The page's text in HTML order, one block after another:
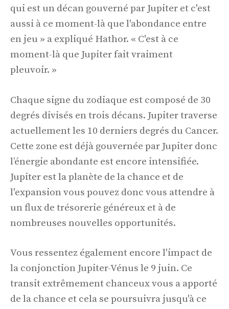
qui est un décan gouverné par Jupiter et c'est
aussi à ce moment-là que l'abondance entre
en jeu » a expliqué Hathor. « C'est à ce
moment-là que Jupiter fait vraiment
pleuvoir. »
Chaque signe du zodiaque est composé de 30
degrés divisés en trois décans. Jupiter traverse
actuellement les 10 derniers degrés du Cancer.
Cette zone est déjà gouvernée par Jupiter donc
l’énergie abondante est encore intensifiée.
Jupiter est la planète de la chance et de
l'expansion vous pouvez donc vous attendre à
un flux de trésorerie généreux et à de
nombreuses nouvelles opportunités.
Vous ressentez également encore l'impact de
la conjonction Jupiter-Vénus le 9 juin. Ce
transit extrêmement chanceux vous a apporté
de la chance et cela se poursuivra jusqu'à ce